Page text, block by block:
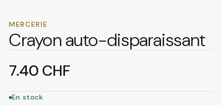
MERCERIE
Crayon auto-disparaissant
7.40 CHF
En stock